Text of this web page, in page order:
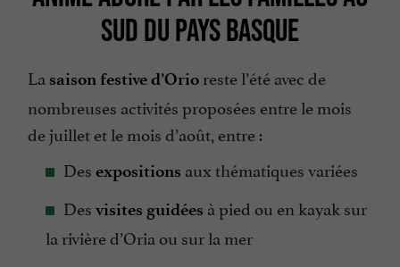
SUD DU PAYS BASQUE
La saison festive d’Orio reste l’été avec de
nombreuses activités proposées entre le mois
de juillet et le mois d’août, entre :
Des expositions aux thématiques variées
Des visites guidées à pied ou en kayak sur
la rivière d’Oria ou sur la mer